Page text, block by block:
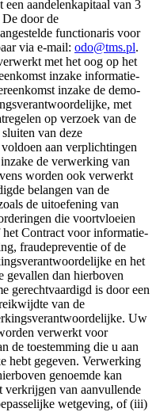
aandelenkapitaal van 3
door de
functionaris voor
via e-mail: odo@tms.pl.
met het oog op het
inzake informatie-
inzake de demo-
met
op verzoek van de
van deze
aan verplichtingen
de verwerking van
worden ook verwerkt
belangen van de
de uitoefening van
die voortvloeien
Contract voor informatie-
fraudepreventie of de
en het
gevallen dan hierboven
gerechtvaardigd is door een
van de
Uw
verwerkt voor
de toestemming die u aan
hebt gegeven. Verwerking
genoemde kan
verkrijgen van aanvullende
wetgeving, of (iii)